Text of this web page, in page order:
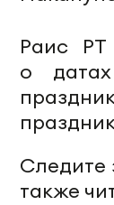
Раис
о
также